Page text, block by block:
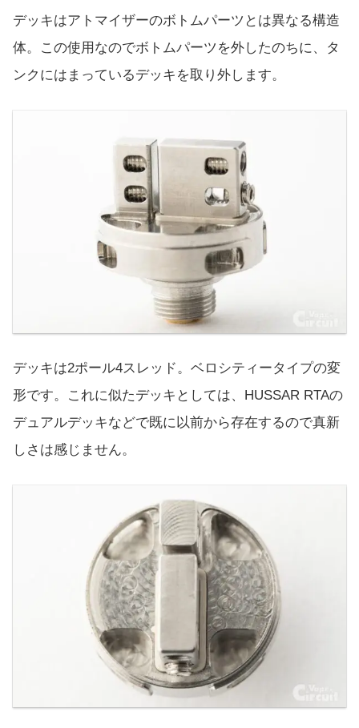
デッキはアトマイザーのボトムパーツとは異なる構造
体。この使用なのでボトムパーツを外したのちに、タ
ンクにはまっているデッキを取り外します。
デッキは2ポール4スレッド。ベロシティータイプの変
形です。これに似たデッキとしては、HUSSAR RTAの
デュアルデッキなどで既に以前から存在するので真新
しさは感じません。